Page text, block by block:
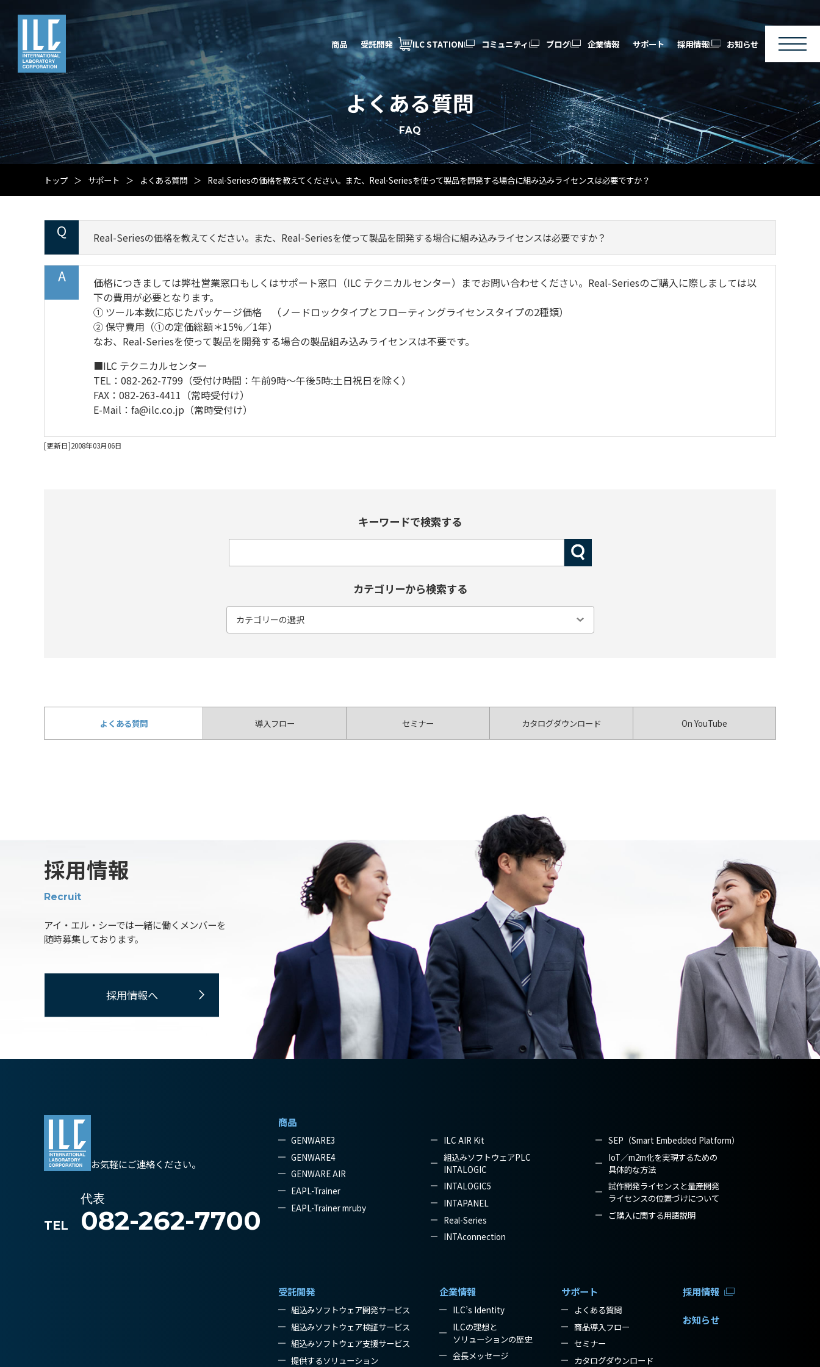
商品 受託開発 ILC STATION コミュニティ ブログ 企業情報 サポート 採用情報 お知らせ
よくある質問
FAQ
トップ サポート よくある質問 Real-Seriesの価格を教えてください。また、Real-Seriesを使って製品を開発する場合に組み込みライセンスは必要ですか？
Real-Seriesの価格を教えてください。また、Real-Seriesを使って製品を開発する場合に組み込みライセンスは必要ですか？
価格につきましては弊社営業窓口もしくはサポート窓口（ILC テクニカルセンター）までお問い合わせください。Real-Seriesのご購入に際しましては以
下の費用が必要となります。
① ツール本数に応じたパッケージ価格 （ノードロックタイプとフローティングライセンスタイプの2種類）
② 保守費用（①の定価総額＊15%／1年）
なお、Real-Seriesを使って製品を開発する場合の製品組み込みライセンスは不要です。
■ILC テクニカルセンター
TEL：082-262-7799（受付け時間：午前9時～午後5時:土日祝日を除く）
FAX：082-263-4411（常時受付け）
E-Mail：fa@ilc.co.jp（常時受付け）
[更新日]2008年03月06日
キーワードで検索する
カテゴリーから検索する
よくある質問 導入フロー セミナー カタログダウンロード On YouTube
採用情報
Recruit
アイ・エル・シーでは一緒に働くメンバーを
随時募集しております。
採用情報へ
お気軽にご連絡ください。
代表
TEL
082-262-7700
商品
GENWARE3
GENWARE4
GENWARE AIR
EAPL-Trainer
EAPL-Trainer mruby
ILC AIR Kit
組込みソフトウェアPLC
INTALOGIC
INTALOGIC5
INTAPANEL
Real-Series
INTAconnection
SEP（Smart Embedded Platform）
IoT／m2m化を実現するための
具体的な方法
試作開発ライセンスと量産開発
ライセンスの位置づけについて
ご購入に関する用語説明
受託開発
組込みソフトウェア開発サービス
組込みソフトウェア検証サービス
組込みソフトウェア支援サービス
提供するソリューション
企業情報
ILC’s Identity
ILCの理想と
ソリューションの歴史
会長メッセージ
サポート
よくある質問
商品導入フロー
セミナー
カタログダウンロード
採用情報
お知らせ